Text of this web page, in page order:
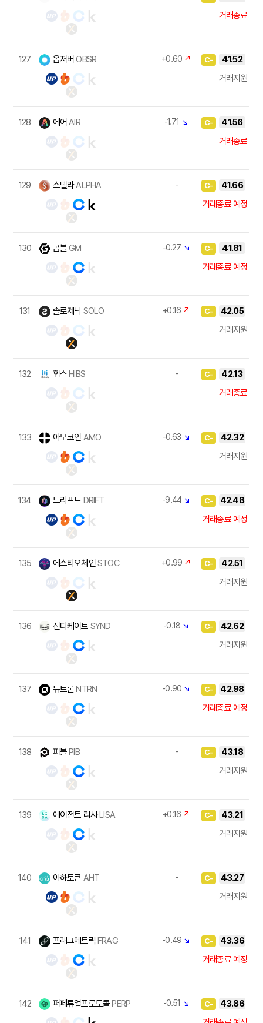
거래종료
127 옵저버OBSR +0.60 ↗ C-
41.52
거래지원
128 에어AIR -1.71 ↘ C-
41.56
거래종료
129 스텔라ALPHA - C-
41.66
거래종료 예정
130 곰블GM -0.27 ↘ C-
41.81
거래종료 예정
131 솔로제닉 SOLO +0.16 ↗ C-
42.05
거래지원
132 힙스 HIBS - C-
42.13
거래종료
133 아모코인 AMO -0.63 ↘ C-
42.32
거래지원
134 드리프트 DRIFT -9.44 ↘ C-
42.48
거래종료 예정
135 에스티오체인STOC +0.99 ↗ C-
42.51
거래지원
136 신디케이트 SYND -0.18 ↘ C-
42.62
거래지원
137 뉴트론NTRN -0.90 ↘ C-
42.98
거래종료 예정
138 피블PIB - C-
43.18
거래지원
139 에이전트 리사LISA +0.16 ↗ C-
43.21
거래지원
140 아하토큰 AHT - C-
43.27
거래지원
141 프래그메트릭FRAG -0.49 ↘ C-
43.36
거래종료 예정
142 퍼페튜얼프로토콜PERP -0.51 ↘ C-
43.86